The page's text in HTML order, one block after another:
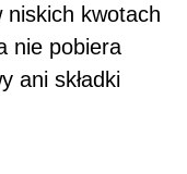
niskich kwotach
nie pobiera
ani składki